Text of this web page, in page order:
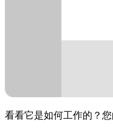
看看它是如何工作的？